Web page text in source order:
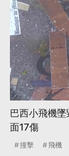
巴西小飛機
面17傷
撞擊 飛機